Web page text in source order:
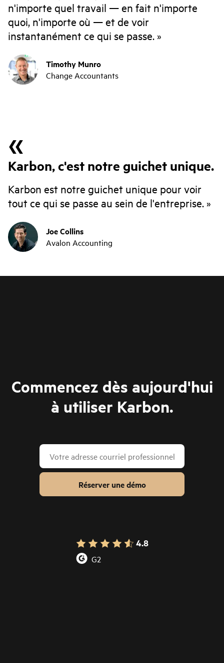
n'importe quel travail — en fait n'importe
quoi, n'importe où — et de voir
instantanément ce qui se passe.
Timothy Munro
Change Accountants
Karbon, c'est notre guichet unique.
Karbon est notre guichet unique pour voir
tout ce qui se passe au sein de l'entreprise.
Joe Collins
Avalon Accounting
Commencez dès aujourd'hui
à utiliser Karbon.
Réserver une démo
4.8
G2